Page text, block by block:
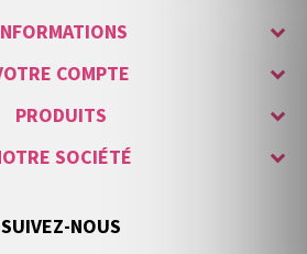
COMPTE
PRODUITS
SOCIÉTÉ
SUIVEZ-NOUS